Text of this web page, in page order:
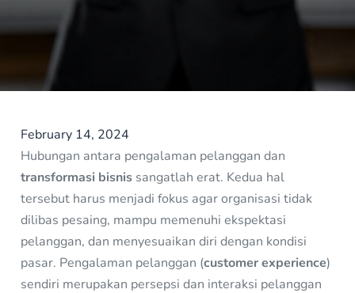
February 14, 2024
Hubungan antara pengalaman pelanggan dan
transformasi bisnis sangatlah erat. Kedua hal
tersebut harus menjadi fokus agar organisasi tidak
dilibas pesaing, mampu memenuhi ekspektasi
pelanggan, dan menyesuaikan diri dengan kondisi
pasar. Pengalaman pelanggan (customer experience)
sendiri merupakan persepsi dan interaksi pelanggan